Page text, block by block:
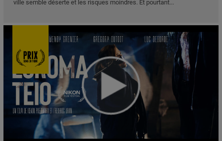
ville semble déserte et les risques moindres. Et pourtant...